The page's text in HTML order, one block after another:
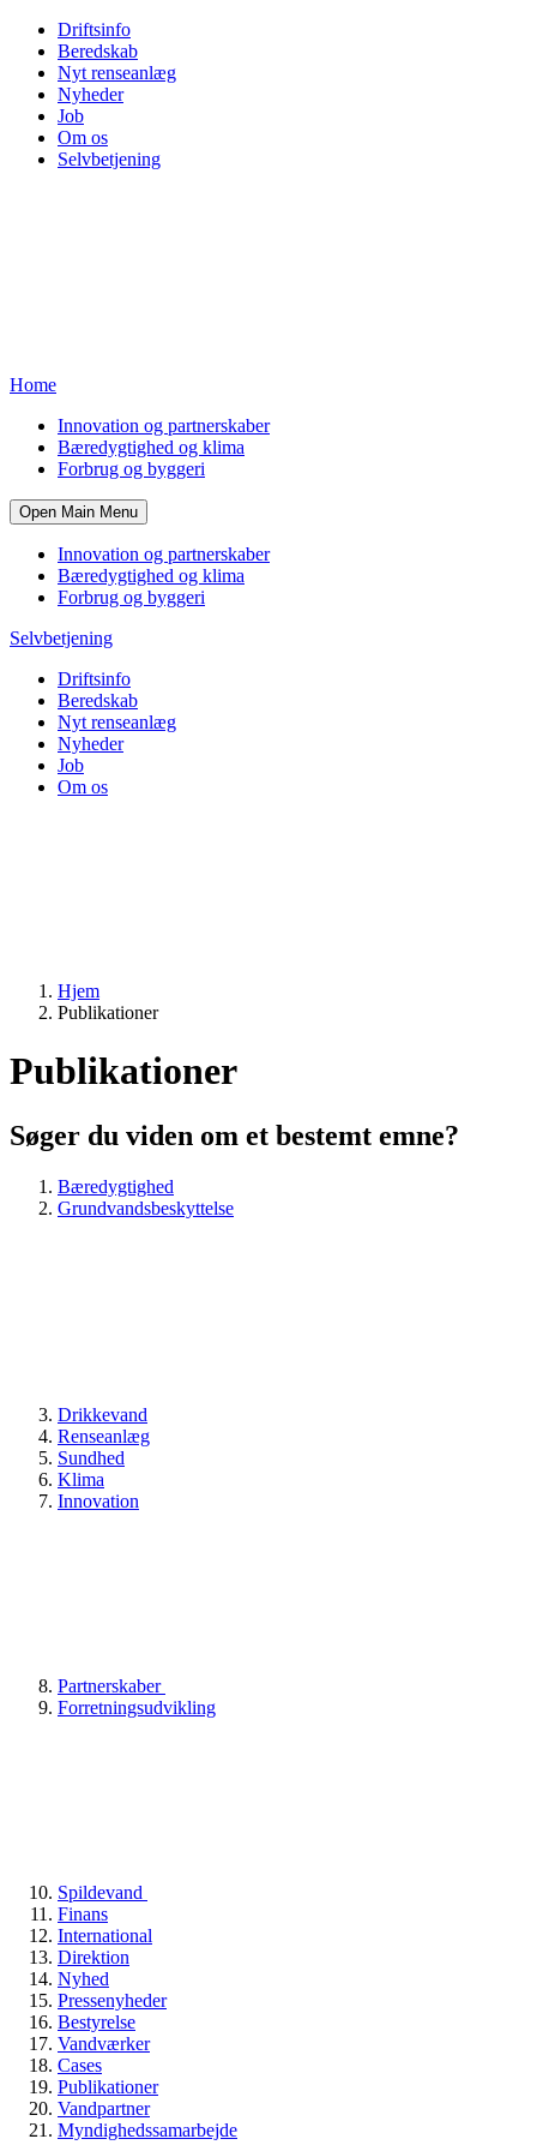
Driftsinfo
Beredskab
Nyt renseanlæg
Nyheder
Job
Om os
Selvbetjening
Home
Innovation og partnerskaber
Bæredygtighed og klima
Forbrug og byggeri
Open Main Menu
Innovation og partnerskaber
Bæredygtighed og klima
Forbrug og byggeri
Selvbetjening
Driftsinfo
Beredskab
Nyt renseanlæg
Nyheder
Job
Om os
Hjem
Publikationer
Publikationer
Søger du viden om et bestemt emne?
Bæredygtighed
Grundvandsbeskyttelse
Drikkevand
Renseanlæg
Sundhed
Klima
Innovation
Partnerskaber
Forretningsudvikling
Spildevand
Finans
International
Direktion
Nyhed
Pressenyheder
Bestyrelse
Vandværker
Cases
Publikationer
Vandpartner
Myndighedssamarbejde